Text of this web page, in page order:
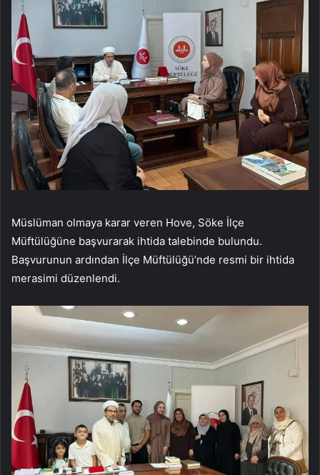
Müslüman olmaya karar veren Hove, Söke İlçe
Müftülüğüne başvurarak ihtida talebinde bulundu.
Başvurunun ardından İlçe Müftülüğü’nde resmi bir ihtida
merasimi düzenlendi.